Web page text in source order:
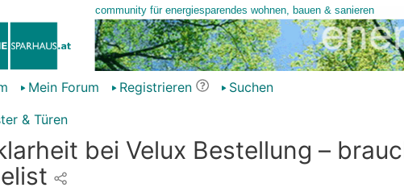
Mein Forum Registrieren
Suchen
& Türen
bei Velux Bestellung –